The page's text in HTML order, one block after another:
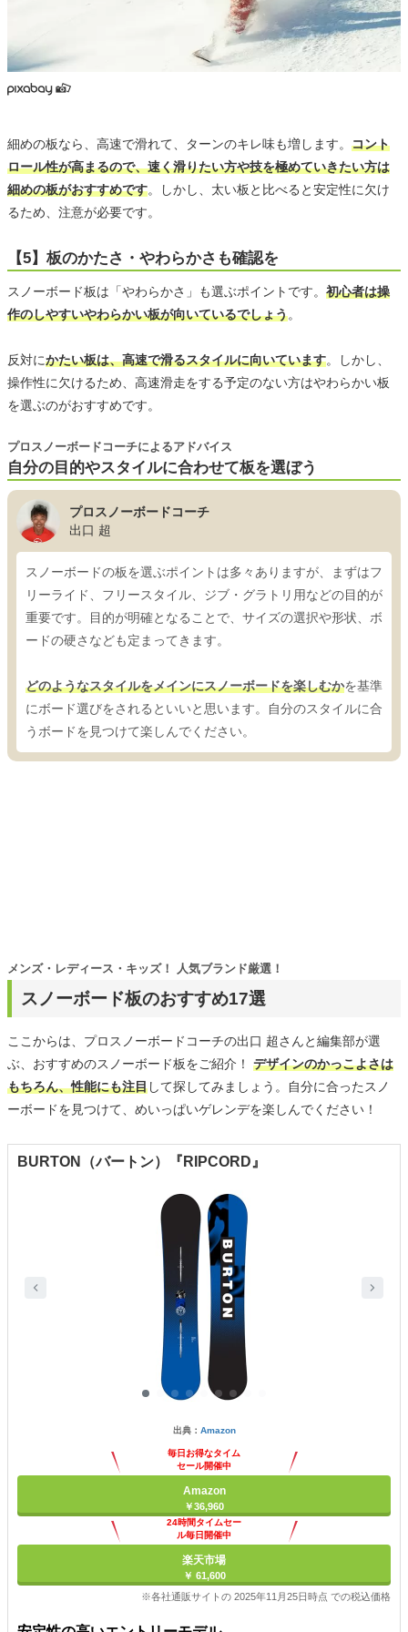
細めの板なら、高速で滑れて、ターンのキレ味も増します。 コント
ロール性が高まるので、速く滑りたい方や技を極めていきたい方は
細めの板がおすすめです。しかし、太い板と比べると安定性に欠け
るため、注意が必要です。
【5】板のかたさ・やわらかさも確認を
スノーボード板は「やわらかさ」も選ぶポイントです。 初心者は操
作のしやすいやわらかい板が向いているでしょう。
反対にかたい板は、高速で滑るスタイルに向いています。しかし、
操作性に欠けるため、高速滑走をする予定のない方はやわらかい板
を選ぶのがおすすめです。
自分の目的やスタイルに合わせて板を選ぼう
プロスノーボードコーチによるアドバイス
プロスノーボードコーチ
出口 超
スノーボードの板を選ぶポイントは多々ありますが、まずはフ
リーライド、フリースタイル、ジブ・グラトリ用などの目的が
重要です。目的が明確となることで、サイズの選択や形状、ボ
ードの硬さなども定まってきます。
どのようなスタイルをメインにスノーボードを楽しむかを基準
にボード選びをされるといいと思います。自分のスタイルに合
うボードを見つけて楽しんでください。
スノーボード板のおすすめ17選
メンズ・レディース・キッズ！ 人気ブランド厳選！
ここからは、プロスノーボードコーチの出口 超さんと編集部が選
ぶ、おすすめのスノーボード板をご紹介！ デザインのかっこよさは
もちろん、性能にも注目して探してみましょう。自分に合ったスノ
ーボードを見つけて、めいっぱいゲレンデを楽しんでください！
BURTON（バートン）『RIPCORD』
出典： Amazon
毎日お得なタイム
セール開催中
Amazon
￥36,960
24時間タイムセー
ル毎日開催中
楽天市場
￥ 61,600
※各社通販サイトの 2025年11月25日時点 での税込価格